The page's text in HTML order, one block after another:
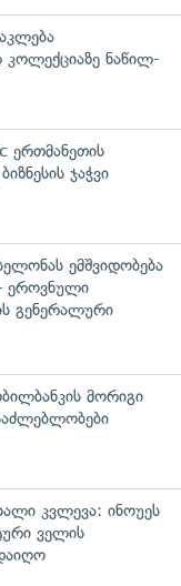
ნაწილ-
ჯაჭვი
ემშვიდობება
ეროვნული
გენერალური
მორიგი
კვლევა: ინოუეს
ველის